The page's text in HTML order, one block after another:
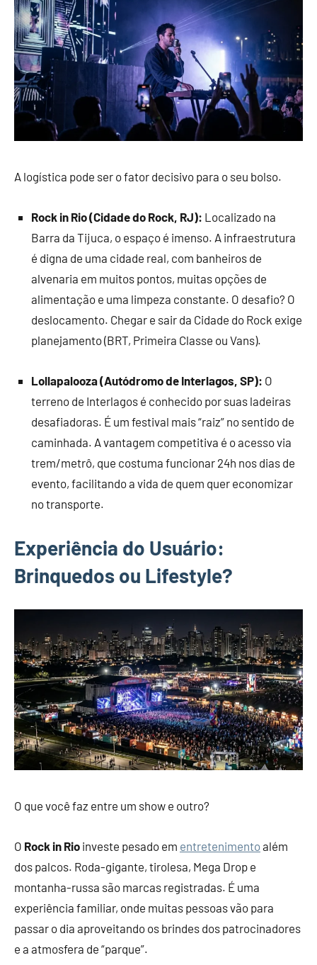
A logística pode ser o fator decisivo para o seu bolso.
Rock in Rio (Cidade do Rock, RJ): Localizado na
Barra da Tijuca, o espaço é imenso. A infraestrutura
é digna de uma cidade real, com banheiros de
alvenaria em muitos pontos, muitas opções de
alimentação e uma limpeza constante. O desafio? O
deslocamento. Chegar e sair da Cidade do Rock exige
planejamento (BRT, Primeira Classe ou Vans).
Lollapalooza (Autódromo de Interlagos, SP): O
terreno de Interlagos é conhecido por suas ladeiras
desafiadoras. É um festival mais “raiz” no sentido de
caminhada. A vantagem competitiva é o acesso via
trem/metrô, que costuma funcionar 24h nos dias de
evento, facilitando a vida de quem quer economizar
no transporte.
Experiência do Usuário:
Brinquedos ou Lifestyle?
O que você faz entre um show e outro?
O Rock in Rio investe pesado em entretenimentoalém
dos palcos. Roda-gigante, tirolesa, Mega Drop e
montanha-russa são marcas registradas. É uma
experiência familiar, onde muitas pessoas vão para
passar o dia aproveitando os brindes dos patrocinadores
e a atmosfera de “parque”.